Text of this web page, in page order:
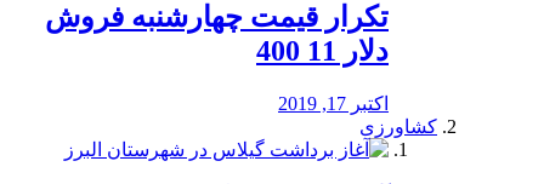
تکرار قیمت چهارشنبه فروش
دلار 11 400
اکتبر 17, 2019
کشاورزی